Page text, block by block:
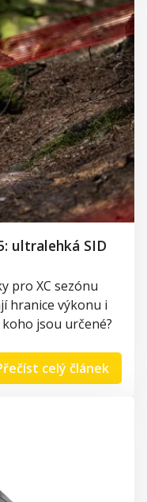
ultralehká SID
pro XC sezónu
hranice výkonu i
jsou určené?
celý článek